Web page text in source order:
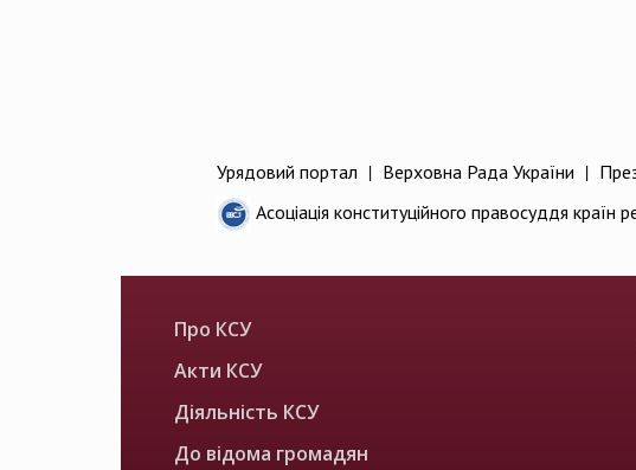
Урядовий портал | Верховна Рада України |
Асоціація конституційного правосуддя країн
Про КСУ
Акти КСУ
Діяльність КСУ
До відома громадян